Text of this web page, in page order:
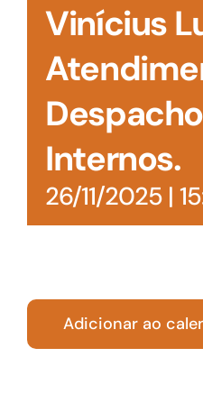
Vinícius
Internos.
26/11/2025 |
Adicionar ao